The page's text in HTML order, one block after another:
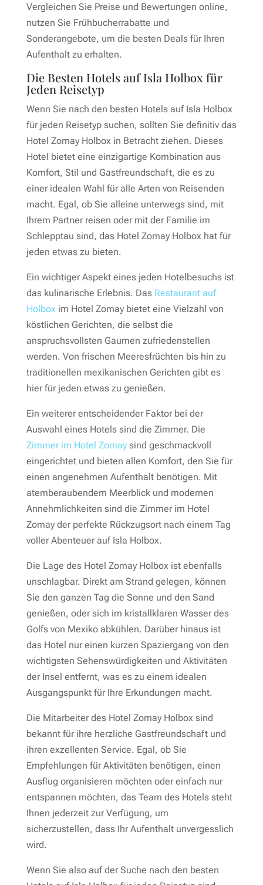
Vergleichen Sie Preise und Bewertungen online,
nutzen Sie Frühbucherrabatte und
Sonderangebote, um die besten Deals für Ihren
Aufenthalt zu erhalten.
Die Besten Hotels auf Isla Holbox für
Jeden Reisetyp
Wenn Sie nach den besten Hotels auf Isla Holbox
für jeden Reisetyp suchen, sollten Sie definitiv das
Hotel Zomay Holbox in Betracht ziehen. Dieses
Hotel bietet eine einzigartige Kombination aus
Komfort, Stil und Gastfreundschaft, die es zu
einer idealen Wahl für alle Arten von Reisenden
macht. Egal, ob Sie alleine unterwegs sind, mit
Ihrem Partner reisen oder mit der Familie im
Schlepptau sind, das Hotel Zomay Holbox hat für
jeden etwas zu bieten.
Ein wichtiger Aspekt eines jeden Hotelbesuchs ist
das kulinarische Erlebnis. Das Restaurant auf
Holbox im Hotel Zomay bietet eine Vielzahl von
köstlichen Gerichten, die selbst die
anspruchsvollsten Gaumen zufriedenstellen
werden. Von frischen Meeresfrüchten bis hin zu
traditionellen mexikanischen Gerichten gibt es
hier für jeden etwas zu genießen.
Ein weiterer entscheidender Faktor bei der
Auswahl eines Hotels sind die Zimmer. Die
Zimmer im Hotel Zomaysind geschmackvoll
eingerichtet und bieten allen Komfort, den Sie für
einen angenehmen Aufenthalt benötigen. Mit
atemberaubendem Meerblick und modernen
Annehmlichkeiten sind die Zimmer im Hotel
Zomay der perfekte Rückzugsort nach einem Tag
voller Abenteuer auf Isla Holbox.
Die Lage des Hotel Zomay Holbox ist ebenfalls
unschlagbar. Direkt am Strand gelegen, können
Sie den ganzen Tag die Sonne und den Sand
genießen, oder sich im kristallklaren Wasser des
Golfs von Mexiko abkühlen. Darüber hinaus ist
das Hotel nur einen kurzen Spaziergang von den
wichtigsten Sehenswürdigkeiten und Aktivitäten
der Insel entfernt, was es zu einem idealen
Ausgangspunkt für Ihre Erkundungen macht.
Die Mitarbeiter des Hotel Zomay Holbox sind
bekannt für ihre herzliche Gastfreundschaft und
ihren exzellenten Service. Egal, ob Sie
Empfehlungen für Aktivitäten benötigen, einen
Ausflug organisieren möchten oder einfach nur
entspannen möchten, das Team des Hotels steht
Ihnen jederzeit zur Verfügung, um
sicherzustellen, dass Ihr Aufenthalt unvergesslich
wird.
Wenn Sie also auf der Suche nach den besten